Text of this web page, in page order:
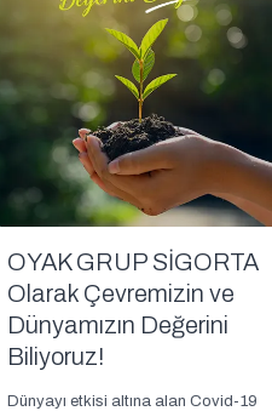
OYAK GRUP SİGORTA
Olarak Çevremizin ve
Dünyamızın Değerini
Biliyoruz!
Dünyayı etkisi altına alan Covid-19